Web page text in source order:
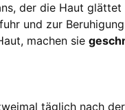
der die Haut glättet
und zur
machen sie
täglich nach